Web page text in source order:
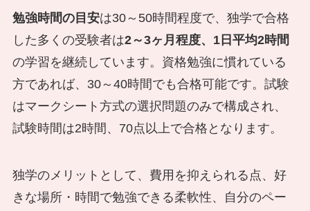
勉強時間の目安は30～50時間程度で、独学で合格
した多くの受験者は2～3ヶ月程度、1日平均2時間
の学習を継続しています。資格勉強に慣れている
方であれば、30～40時間でも合格可能です。試験
はマークシート方式の選択問題のみで構成され、
試験時間は2時間、70点以上で合格となります。
独学のメリットとして、費用を抑えられる点、好
きな場所・時間で勉強できる柔軟性、自分のペー